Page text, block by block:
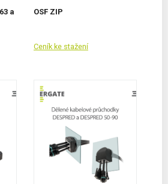
a
OSF ZIP
Ceník ke stažení